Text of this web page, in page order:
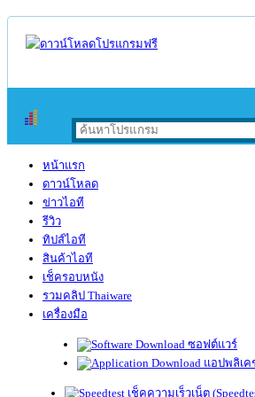
หน้าแรก
ดาวน์โหลด
ข่าวไอที
รีวิว
ทิปส์ไอที
สินค้าไอที
เช็ครอบหนัง
รวมคลิป Thaiware
เครื่องมือ
ซอฟต์แวร์
แอปพลิเ
เช็คความเร็วเน็ต